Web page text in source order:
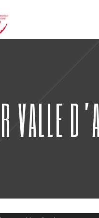
VALLE